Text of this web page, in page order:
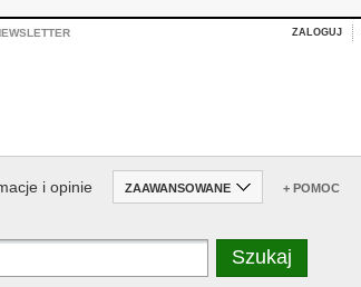
ZALOGUJ
i opinie ZAAWANSOWANE + POMOC